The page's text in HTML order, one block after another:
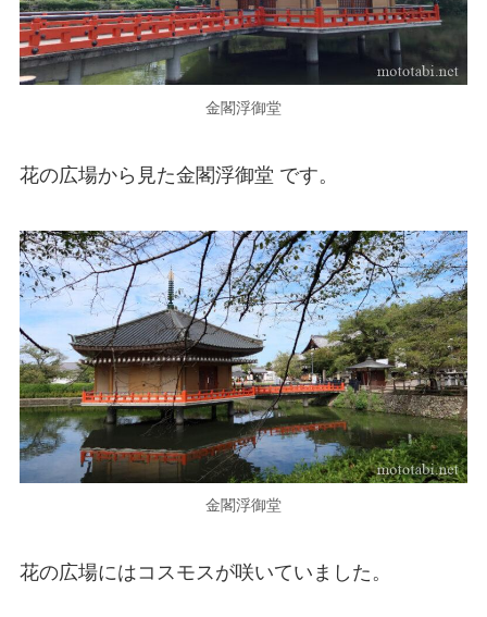
金閣浮御堂
花の広場から見た金閣浮御堂 です。
金閣浮御堂
花の広場にはコスモスが咲いていました。